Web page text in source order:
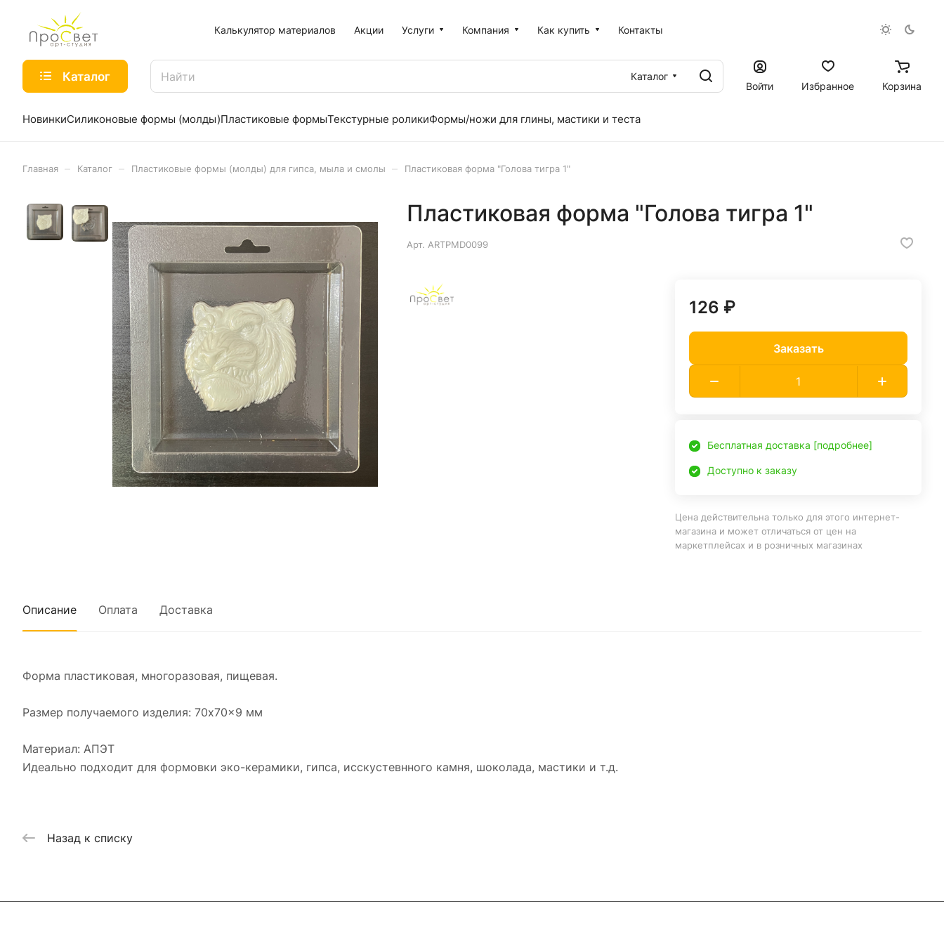
Калькулятор материалов Акции Услуги Компания Как купить Контакты
Каталог
Каталог
Войти
Избранное Корзина
НовинкиСиликоновые формы (молды)Пластиковые формыТекстурные роликиФормы/ножи для глины, мастики и теста
Главная Каталог Пластиковые формы (молды) для гипса, мыла и смолы Пластиковая форма "Голова тигра 1"
Пластиковая форма "Голова тигра 1"
Арт. ARTPMD0099
126 ₽
Заказать
Бесплатная доставка [подробнее]
Доступно к заказу
Цена действительна только для этого интернет-
магазина и может отличаться от цен на
маркетплейсах и в розничных магазинах
Описание Оплата Доставка
Форма пластиковая, многоразовая, пищевая.
Размер получаемого изделия: 70x70x9 мм
Материал: АПЭТ
Идеально подходит для формовки эко-керамики, гипса, исскустевнного камня, шоколада, мастики и т.д.
Назад к списку